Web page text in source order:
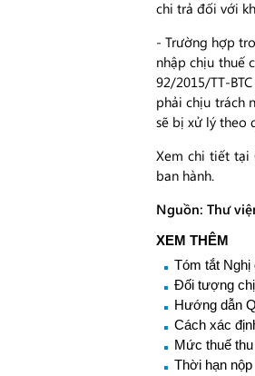
chi trả đối với
- Trường hợp
nhập chịu thuế
92/2015/TT-
phải chịu trách
sẽ bị xử lý theo
Xem chi tiết tại
ban hành.
Nguồn: Thư
XEM THÊM
Tóm tắt
Đối tượng
Hướng dẫn
Cách xác
Mức thuế
Thời hạn